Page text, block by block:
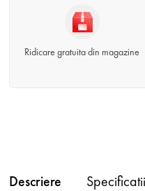
Ridicare gratuita din magazine
Descriere Specificatii